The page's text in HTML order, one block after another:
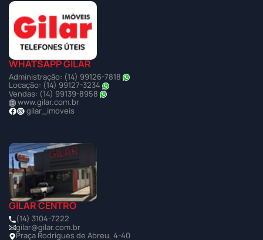
WHATSAPP GILAR
Administração: (14) 99126-7818
Locação: (14) 99127-3234
Vendas: (14) 99139-8958
www.gilar.com.br
gilar_imoveis
GILAR CENTRO
(14) 3104-7222
gilar@gilar.com.br
Praça Rodrigues de Abreu, 4-40